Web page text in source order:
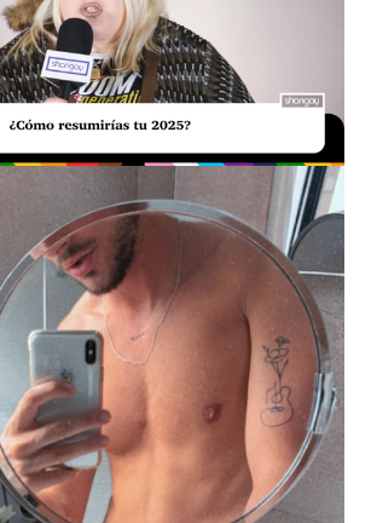
Unmute Loaded:
20.29%